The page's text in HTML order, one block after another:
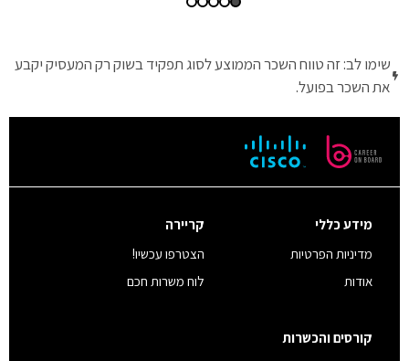
שימו לב: זה טווח השכר הממוצע לסוג תפקיד בשוק רק המעסיק יקבע
את השכר בפועל.
מידע כללי
מדיניות הפרטיות
אודות
קריירה
הצטרפו עכשיו!
לוח משרות חכם
קורסים והכשרות